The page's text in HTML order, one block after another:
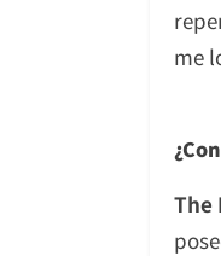
me
The